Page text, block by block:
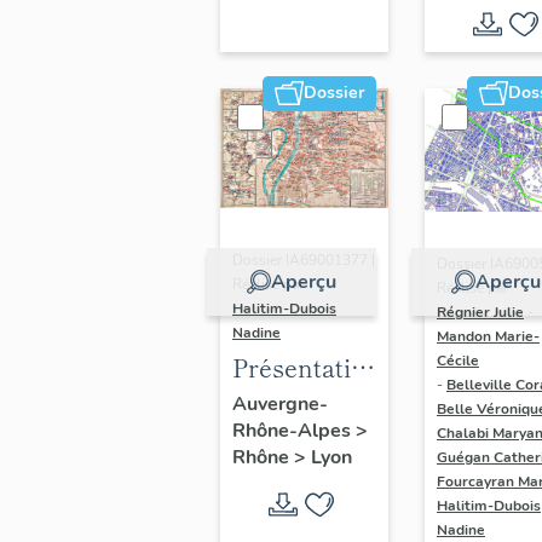
Auvergne-
Rhône-
Alpes
(DOSSIER
EN COURS)
Dossier
Aperçu
Réalisé par
Halitim-Dubois
Nadine
Présentation
et synthèse
du
patrimoine
industriel
Auvergne-
Rhône-Alpes>
Rhône > Lyon
Aperçu
Réalisé par
Régnier Julie
Mandon Marie-
Cécile
- Belleville
Belle
Chalabi
Guégan
Fourcayran
Halitim-Dubois
Nadine